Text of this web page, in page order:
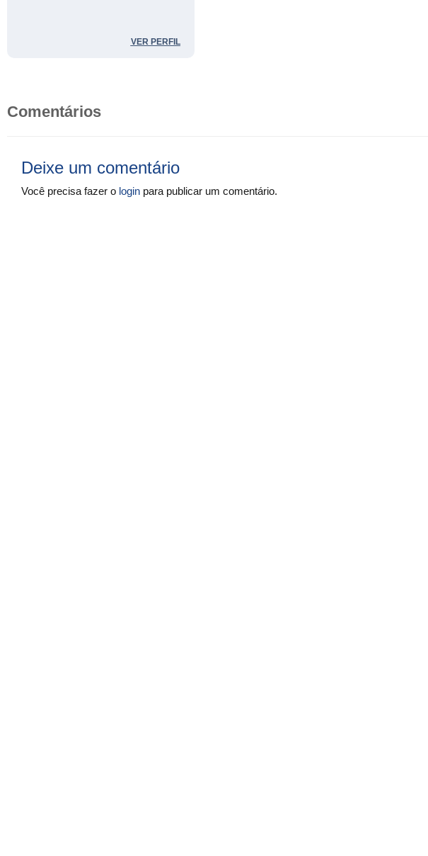
VER PERFIL
Comentários
Deixe um comentário
Você precisa fazer o login para publicar um comentário.